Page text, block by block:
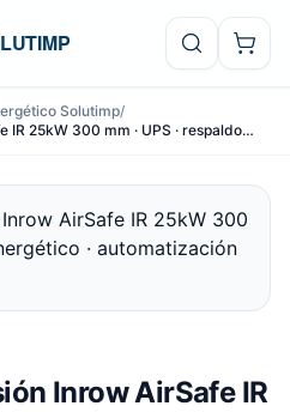
Solutimp/
25kW 300 mm · UPS · respaldo
Inrow AirSafe IR